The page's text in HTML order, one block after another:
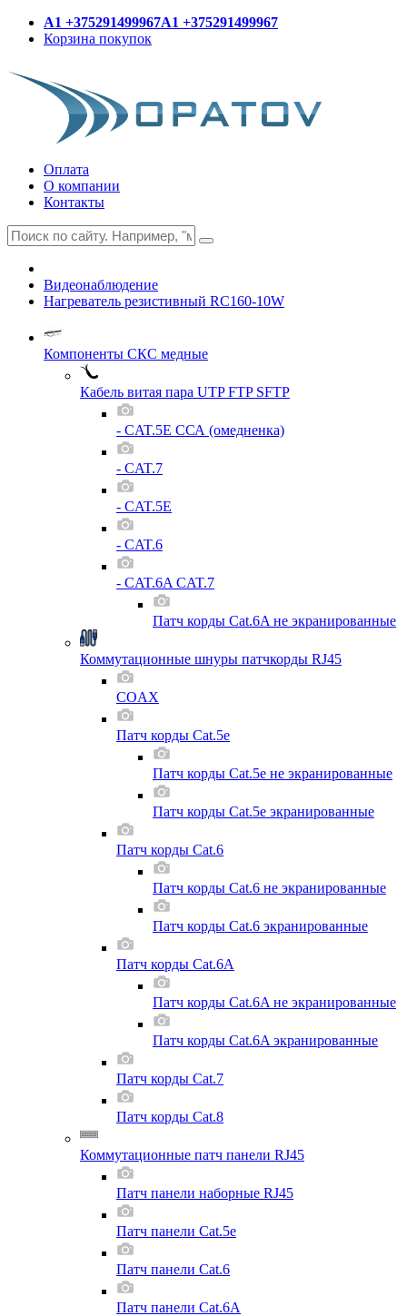
A1 +375291499967A1 +375291499967
Корзина покупок
Оплата
О компании
Контакты
Видеонаблюдение
Нагреватель резистивный RС160-10W
Компоненты СКС медные
Кабель витая пара UTP FTP SFTP
- CAT.5E ССА (омедненка)
- CAT.7
- CAT.5E
- CAT.6
- CAT.6A CAT.7
Патч корды Cat.6A не экранированные
Коммутационные шнуры патчкорды RJ45
COAX
Патч корды Cat.5e
Патч корды Cat.5e не экранированные
Патч корды Cat.5e экранированные
Патч корды Cat.6
Патч корды Cat.6 не экранированные
Патч корды Cat.6 экранированные
Патч корды Cat.6A
Патч корды Cat.6A не экранированные
Патч корды Cat.6A экранированные
Патч корды Cat.7
Патч корды Cat.8
Коммутационные патч панели RJ45
Патч панели наборные RJ45
Патч панели Cat.5e
Патч панели Cat.6
Патч панели Cat.6A